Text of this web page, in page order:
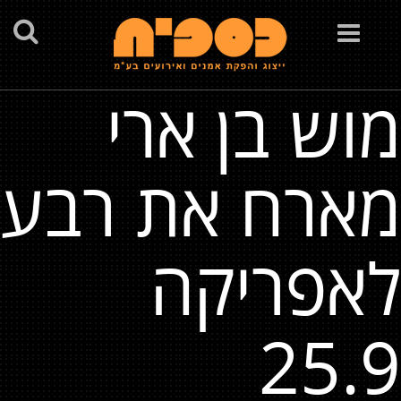
Toggle
navigation
מוש בן ארי
מארח את רבע
לאפריקה
25.9